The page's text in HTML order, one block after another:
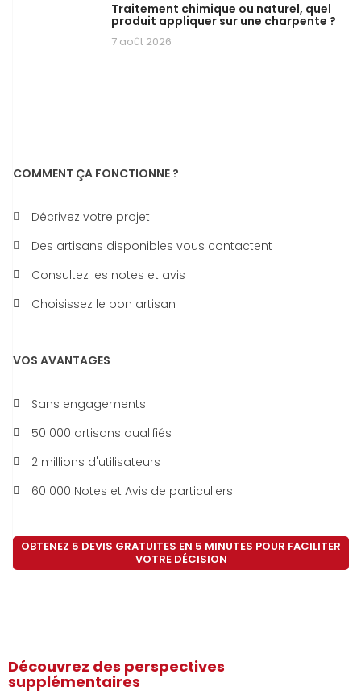
Traitement chimique ou naturel, quel
produit appliquer sur une charpente ?
7 août 2026
COMMENT ÇA FONCTIONNE ?
Décrivez votre projet
Des artisans disponibles vous contactent
Consultez les notes et avis
Choisissez le bon artisan
VOS AVANTAGES
Sans engagements
50 000 artisans qualifiés
2 millions d'utilisateurs
60 000 Notes et Avis de particuliers
OBTENEZ 5 DEVIS GRATUITES EN 5 MINUTES POUR FACILITER
VOTRE DÉCISION
Découvrez des perspectives
supplémentaires